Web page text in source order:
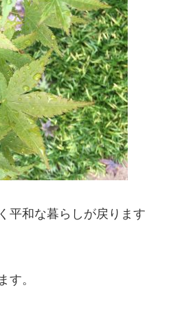
平和な暮らしが戻ります
す。